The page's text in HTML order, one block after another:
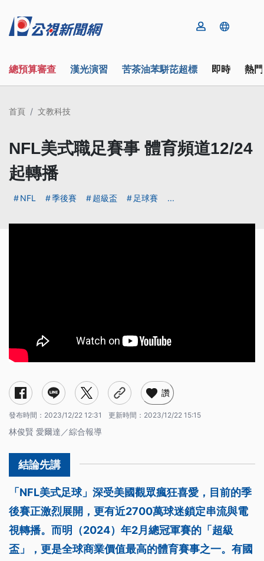
總預算審查 漢光演習 苦茶油苯駢芘超標 即時 熱
首頁 文教科技
NFL美式職足賽事 體育頻道12/24
起轉播
NFL 季後賽 超級盃 足球賽 ...
讚
發布時間： 2023/12/22 12:31 更新時間： 2023/12/22 15:15
林俊賢 愛爾達／綜合報導
「NFL美式足球」深受美國觀眾瘋狂喜愛，目前的季
後賽正激烈展開，更有近2700萬球迷鎖定串流與電
視轉播。而明（2024）年2月總冠軍賽的「超級
盃」，更是全球商業價值最高的體育賽事之一。有國